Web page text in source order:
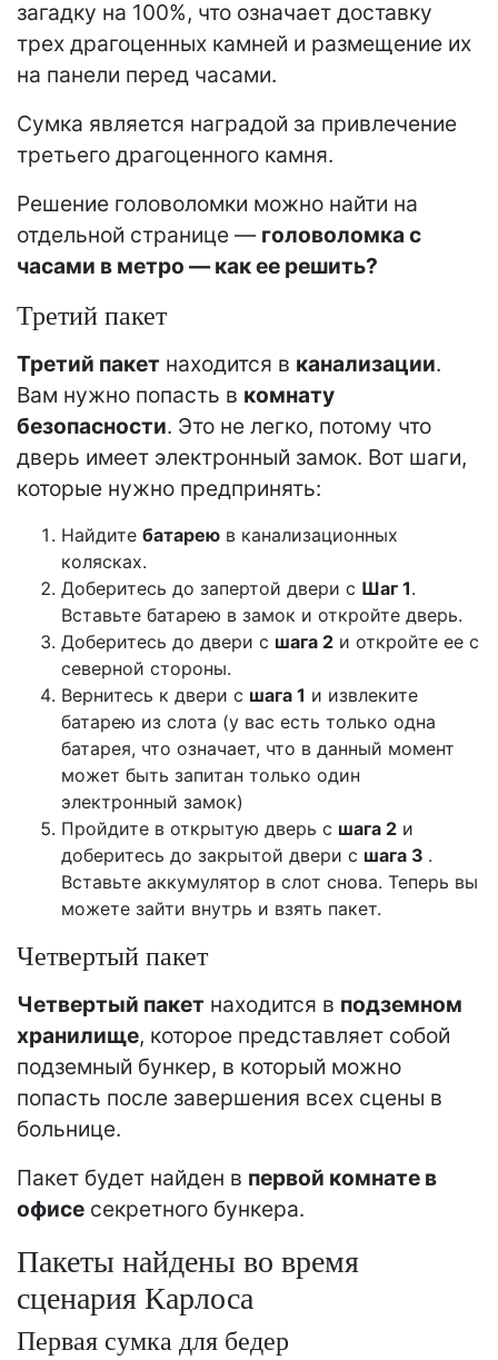
загадку на 100%, что означает доставку
трех драгоценных камней и размещение их
на панели перед часами.
Сумка является наградой за привлечение
третьего драгоценного камня.
Решение головоломки можно найти на
отдельной странице — головоломка с
часами в метро — как ее решить?
Третий пакет
Третий пакет находится в канализации.
Вам нужно попасть в комнату
безопасности. Это не легко, потому что
дверь имеет электронный замок. Вот шаги,
которые нужно предпринять:
Найдите батарею в канализационных
колясках.
Доберитесь до запертой двери с Шаг 1.
Вставьте батарею в замок и откройте дверь.
Доберитесь до двери с шага 2 и откройте ее с
северной стороны.
Вернитесь к двери с шага 1 и извлеките
батарею из слота (у вас есть только одна
батарея, что означает, что в данный момент
может быть запитан только один
электронный замок)
Пройдите в открытую дверь с шага 2 и
доберитесь до закрытой двери с шага 3 .
Вставьте аккумулятор в слот снова. Теперь вы
можете зайти внутрь и взять пакет.
Четвертый пакет
Четвертый пакет находится в подземном
хранилище, которое представляет собой
подземный бункер, в который можно
попасть после завершения всех сцены в
больнице.
Пакет будет найден в первой комнате в
офисе секретного бункера.
Пакеты найдены во время
сценария Карлоса
Первая сумка для бедер